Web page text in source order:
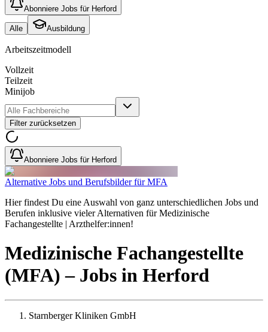
Abonniere Jobs für Herford
Alle Ausbildung
Arbeitszeitmodell
Vollzeit
Teilzeit
Minijob
Filter zurücksetzen
Abonniere Jobs für Herford
Alternative Jobs und Berufsbilder für MFA
Hier findest Du eine Auswahl von ganz unterschiedlichen Jobs und
Berufen inklusive vieler Alternativen für Medizinische
Fachangestellte | Arzthelfer:innen!
Medizinische Fachangestellte
(MFA) – Jobs in Herford
Starnberger Kliniken GmbH